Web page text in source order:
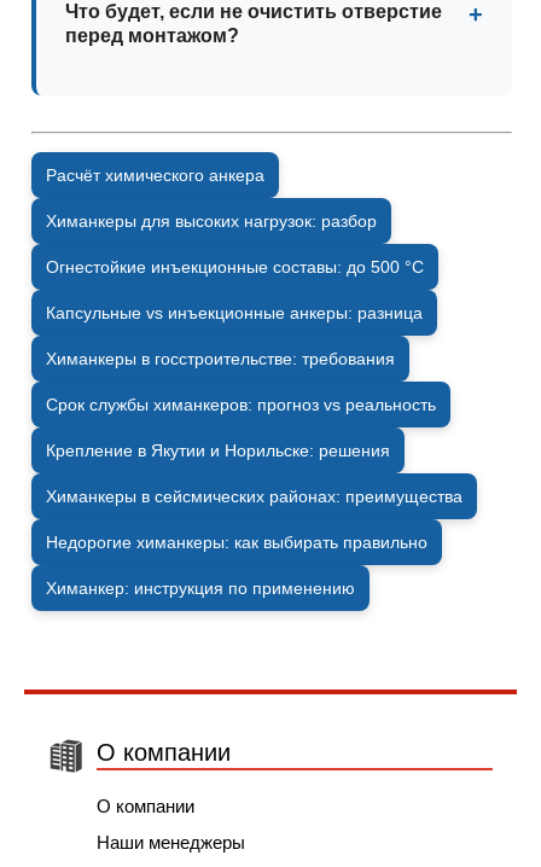
Что будет, если не очистить отверстие
перед монтажом?
Расчёт химического анкера
Химанкеры для высоких нагрузок: разбор
Огнестойкие инъекционные составы: до 500 °C
Капсульные vs инъекционные анкеры: разница
Химанкеры в госстроительстве: требования
Срок службы химанкеров: прогноз vs реальность
Крепление в Якутии и Норильске: решения
Химанкеры в сейсмических районах: преимущества
Недорогие химанкеры: как выбирать правильно
Химанкер: инструкция по применению
О компании
О компании
Наши менеджеры